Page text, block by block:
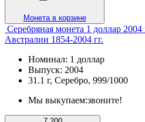
Монета в корзине
Серебряная монета 1 доллар
Австралии 1854-2004 гг.
Номинал: 1 доллар
Выпуск: 2004
31.1 г, Серебро, 999/1000
Мы выкупаем:звоните!